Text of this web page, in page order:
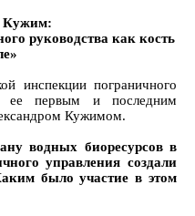
Кужим:
руководства как кость
инспекции пограничного
первым и последним
Кужимом.
водных биоресурсов в
управления создали
было участие в этом